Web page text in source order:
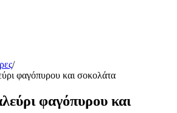
/
φαγόπυρου και σοκολάτα
φαγόπυρου και